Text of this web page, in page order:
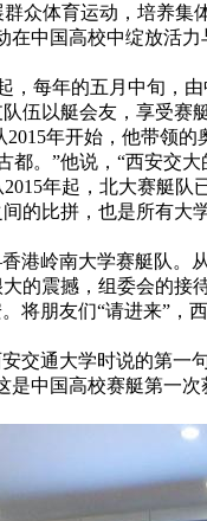
体育运动，培养集
中国高校中绽放活力
每年的五月中旬，
伍以艇会友，享受赛
年开始，他带领
。”他说，“西安交
年起，北大赛艇
的比拼，也是所有
岭南大学赛艇队。
的震撼，组委会的
朋友们“请进来”，
通大学时说的第一
中国高校赛艇第一